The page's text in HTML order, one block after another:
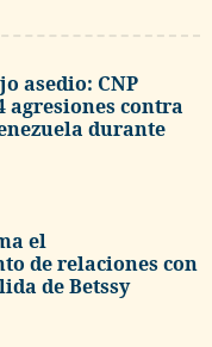
asedio: CNP
agresiones contra
durante
el
de relaciones con
de Betssy